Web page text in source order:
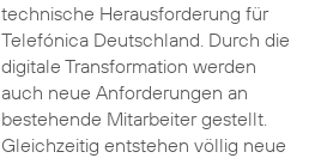
technische Herausforderung für
Telefónica Deutschland. Durch die
digitale Transformation werden
auch neue Anforderungen an
bestehende Mitarbeiter gestellt.
Gleichzeitig entstehen völlig neue